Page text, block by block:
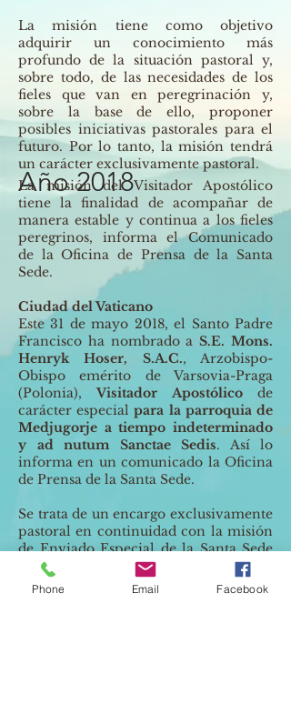
La misión tiene como objetivo
adquirir un conocimiento más
profundo de la situación pastoral y,
sobre todo, de las necesidades de los
fieles que van en peregrinación y,
sobre la base de ello, proponer
posibles iniciativas pastorales para el
futuro. Por lo tanto, la misión tendrá
un carácter exclusivamente pastoral.
Año 2018
La misión del Visitador Apostólico
tiene la finalidad de acompañar de
manera estable y continua a los fieles
peregrinos, informa el Comunicado
de la Oficina de Prensa de la Santa
Sede.
Ciudad del Vaticano
Este 31 de mayo 2018, el Santo Padre
Francisco ha nombrado aS.E. Mons.
Henryk Hoser, S.A.C., Arzobispo-
Obispo emérito de Varsovia-Praga
(Polonia),Visitador Apostólicode
carácter especialpara la parroquia de
Medjugorje a tiempo indeterminado
y ad nutum Sanctae Sedis. Así lo
informa en un comunicado la Oficina
de Prensa de la Santa Sede.
Se trata de un encargo exclusivamente
pastoral en continuidad con la misión
de Enviado Especial de la Santa Sede
para la parroquia de Medjugorje,
confiada a Mons. Hoser el 11 de febrero
Phone Email Facebook